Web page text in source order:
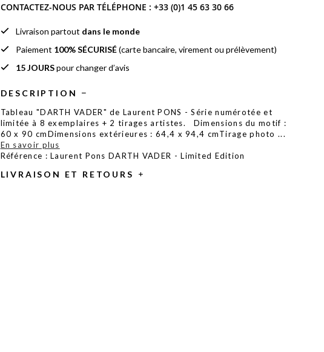
CONTACTEZ-NOUS PAR TÉLÉPHONE : +33 (0)1 45 63 30 66
Livraison partout dans le monde
Paiement 100% SÉCURISÉ(carte bancaire, virement ou prélèvement)
15 JOURSpour changer d’avis
DESCRIPTION
Tableau "DARTH VADER" de Laurent PONS - Série numérotée et
limitée à 8 exemplaires + 2 tirages artistes. Dimensions du motif :
60 x 90 cmDimensions extérieures : 64,4 x 94,4 cmTirage photo...
En savoir plus
Référence : Laurent Pons DARTH VADER - Limited Edition
LIVRAISON ET RETOURS